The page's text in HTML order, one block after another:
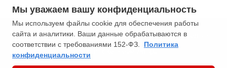
2013-2026 Типичная Москва. 16+. Мнение редакции может не
Мы уважаем вашу конфиденциальность
Мы используем файлы cookie для обеспечения работы
сайта и аналитики. Ваши данные обрабатываются в
соответствии с требованиями 152-ФЗ.
Политика
конфиденциальности